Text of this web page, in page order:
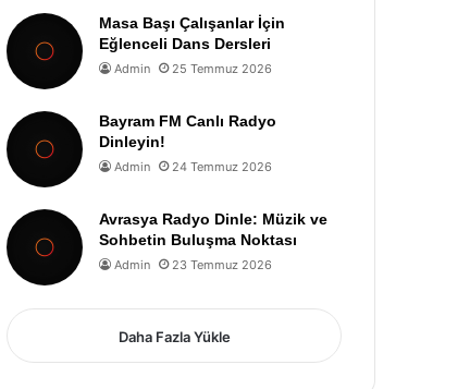
Masa Başı Çalışanlar İçin
Eğlenceli Dans Dersleri
Admin 25 Temmuz 2026
Bayram FM Canlı Radyo
Dinleyin!
Admin 24 Temmuz 2026
Avrasya Radyo Dinle: Müzik ve
Sohbetin Buluşma Noktası
Admin 23 Temmuz 2026
Daha Fazla Yükle